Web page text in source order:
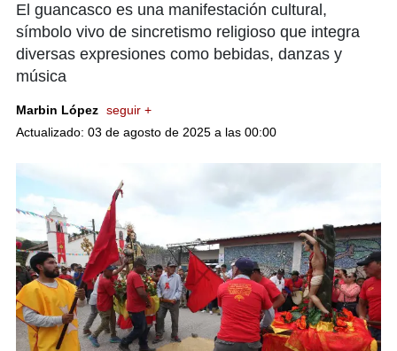
El guancasco es una manifestación cultural,
símbolo vivo de sincretismo religioso que integra
diversas expresiones como bebidas, danzas y
música
Marbin López seguir +
Actualizado: 03 de agosto de 2025 a las 00:00